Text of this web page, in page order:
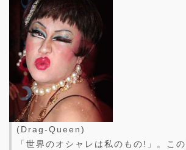
(Drag-Queen)
「世界のオシャレは私のもの!」。こ